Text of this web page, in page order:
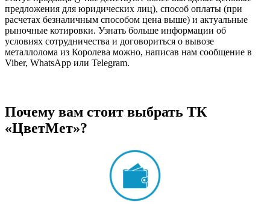
предложения для юридических лиц), способ оплаты (при
расчетах безналичным способом цена выше) и актуальные
рыночные котировки. Узнать больше информации об
условиях сотрудничества и договориться о вывозе
металлолома из Королева можно, написав нам сообщение в
Viber, WhatsApp или Telegram.
Почему вам стоит выбрать ТК
«ЦветМет»?